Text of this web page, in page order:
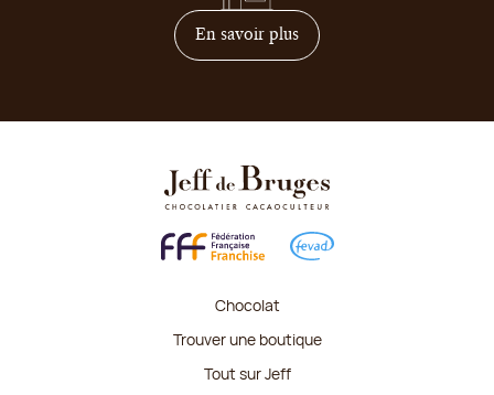
En savoir plussur comment devenir
Chocolat
Trouver une boutique
Tout sur Jeff